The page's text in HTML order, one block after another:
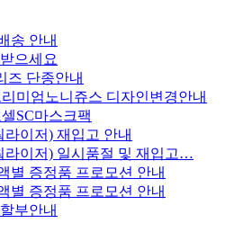
송 안내
으세요
즈 단종안내
미엄노니쥬스 디자인변경안내
SC마스크팩
이저) 재입고 안내
라이저) 일시품절 및 재입고…
별 증정품 프로모션 안내
별 증정품 프로모션 안내
부안내